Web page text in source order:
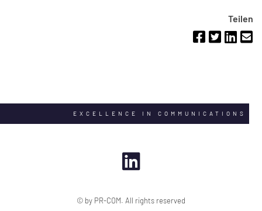
Teilen
EXCELLENCE IN COMMUNICATIONS
© by PR-COM. All rights reserved